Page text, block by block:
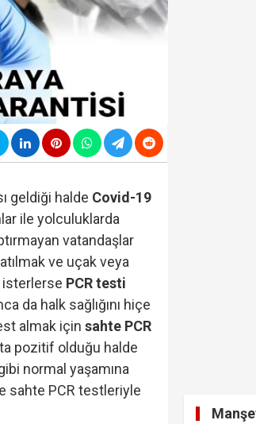
Son ankette YENİ Parti'nin
"Çerçeve Yasa Teklifi" komisyonda
Gürlek 'Demirtaş'ın düzenlemeden
ülkelerin katılımına açıktır..!"
geldiği halde Covid-19
ile yolculuklarda
vatandaşlar
ve uçak veya
isterlerse PCR testi
da halk sağlığını hiçe
almak içinsahte PCR
pozitif olduğu halde
normal yaşamına
sahte PCR testleriyle